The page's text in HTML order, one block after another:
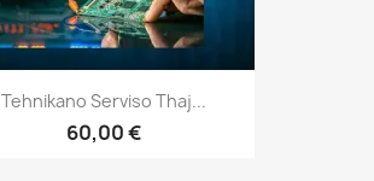
Tehnikano Serviso Thaj...
60,00 €